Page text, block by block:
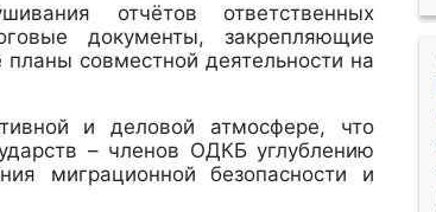
отчётов ответственных
документы, закрепляющие
совместной деятельности на
и деловой атмосфере, что
– членов ОДКБ углублению
миграционной безопасности и